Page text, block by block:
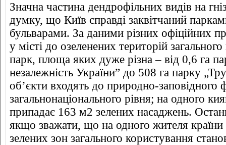
Значна частина дендрофільних видів на
думку, що Київ справді заквітчаний
бульварами. За даними різних офіційних
у місті до озеленених територій
парк, площа яких дуже різна – від 0,6 га
незалежність України” до 508 га парку
об’єкти входять до природно-заповідного
загальнонаціонального рівня; на одного
припадає 163 м2 зелених насаджень.
якщо зважати, що на одного жителя
зелених зон загального користування